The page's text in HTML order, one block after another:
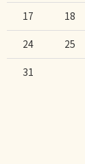
17 18
24 25
31